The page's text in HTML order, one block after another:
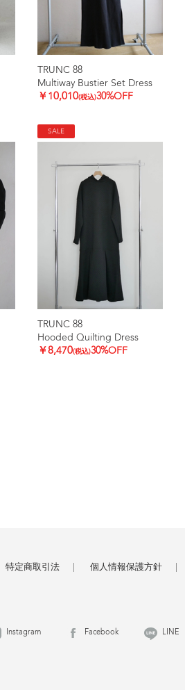
TRUNC 88
Multiway Bustier Set Dress
￥10,010(税込)30%OFF
SALE
TRUNC 88
Hooded Quilting Dress
￥8,470(税込)30%OFF
特定商取引法 個人情報保護方針
Instagram Facebook LINE